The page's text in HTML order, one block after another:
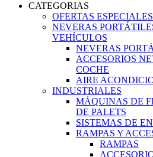
CATEGORIAS
OFERTAS ESPECIALES
NEVERAS
VEHÍCULOS
NEVERAS
ACCESORIOS
COCHE
AIRE
INDUSTRIALES
MÁQUINAS DE
DE PALETS
SISTEMAS DE
RAMPAS Y
RAMPAS